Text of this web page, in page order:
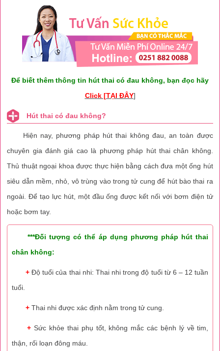
Để biết thêm thông tin hút thai có đau không, bạn đọc hãy
Click [TẠI ĐÂY]
Hút thai có đau không?
Hiện nay, phương pháp hút thai không đau, an toàn được
chuyên gia đánh giá cao là phương pháp hút thai chân không.
Thủ thuật ngoại khoa được thực hiện bằng cách đưa một ống hút
siêu dẫn mềm, nhỏ, vô trùng vào trong tử cung để hút bào thai ra
ngoài. Để tạo lực hút, một đầu ống được kết nối với bơm điện tử
hoặc bơm tay.
***Đối tượng có thể áp dụng phương pháp hút thai
chân không:
+Độ tuổi của thai nhi: Thai nhi trong độ tuổi từ 6 – 12 tuần
tuổi.
+Thai nhi được xác định nằm trong tử cung.
+ Sức khỏe thai phụ tốt, không mắc các bệnh lý về tim,
thận, rối loạn đông máu.